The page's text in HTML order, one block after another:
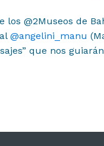
@2Museos de
@angelini_manu
que nos